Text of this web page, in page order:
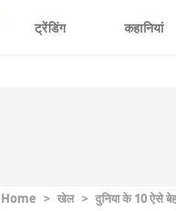
ट्रेंडिंग कहानियां
Home > खेल > दुनिया के 10 ऐसे